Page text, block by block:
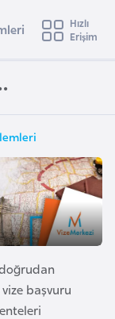
e
i
ş
i
Hızlı
Erişim
başvuru